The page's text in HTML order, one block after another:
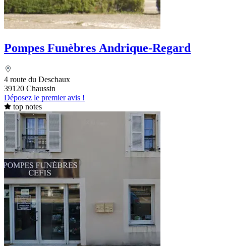
Pompes Funèbres Andrique-Regard
4 route du Deschaux
39120 Chaussin
Déposez le premier avis !
top notes